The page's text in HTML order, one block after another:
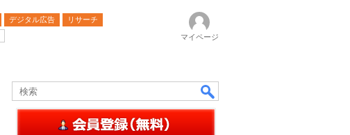
デジタル広告
リサーチ
マイページ